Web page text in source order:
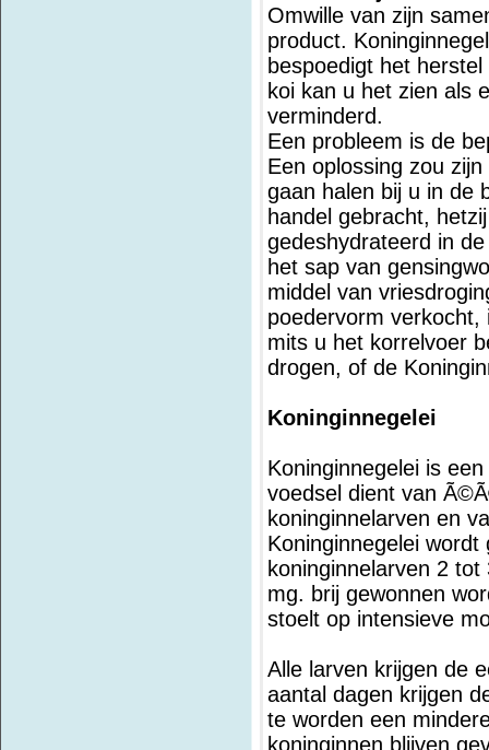
Omwille van zijn
product.
bespoedigt het
koi kan u het zien als
verminderd.
Een probleem is de
Een oplossing zou
gaan halen bij u in de
handel gebracht,
gedeshydrateerd in
het sap van
middel van
poedervorm
mits u het korrelvoer
drogen, of de
Koninginnegelei
Koninginnegelei is
voedsel dient van
koninginnelarven en
Koninginnegelei
koninginnelarven 2
mg. brij gewonnen
stoelt op intensieve
Alle larven krijgen de
aantal dagen krijgen
te worden een
koninginnen blijven